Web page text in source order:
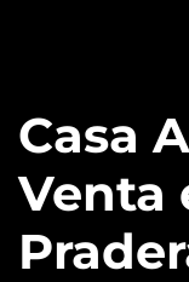
Casa
Venta